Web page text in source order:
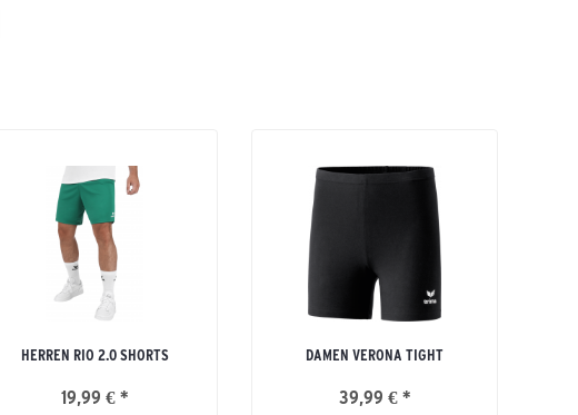
HERREN RIO 2.0 SHORTS
19,99 € *
DAMEN VERONA TIGHT
39,99 € *